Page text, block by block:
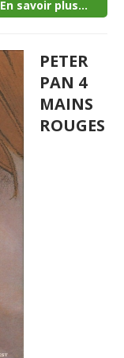
En savoir plus...
PETER
PAN 4
MAINS
ROUGES